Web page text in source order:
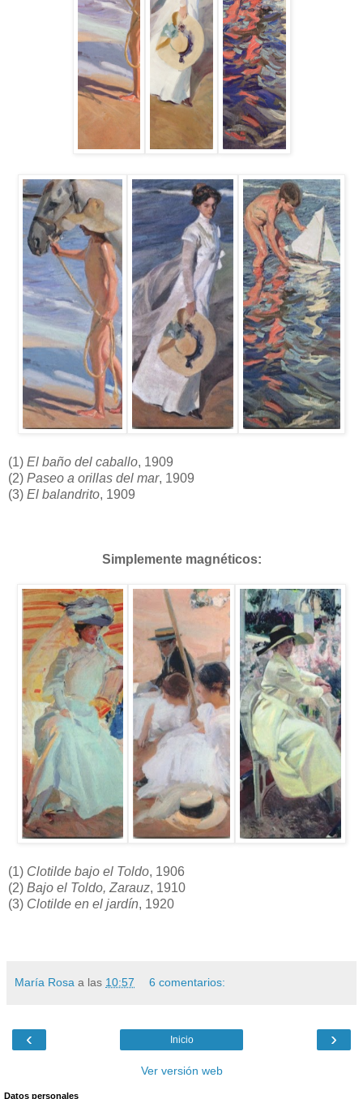
(1) El baño del caballo, 1909
(2) Paseo a orillas del mar, 1909
(3) El balandrito, 1909
Simplemente magnéticos:
(1) Clotilde bajo el Toldo, 1906
(2) Bajo el Toldo, Zarauz, 1910
(3) Clotilde en el jardín, 1920
María Rosa a las 10:57 6 comentarios:
‹ ›
Inicio
Ver versión web
Datos personales